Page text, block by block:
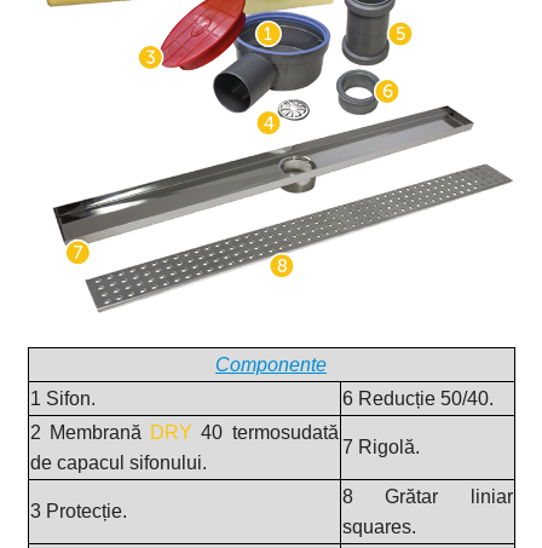
Componente
1 Sifon.
6 Reducție 50/40.
2 Membrană DRY40 termosudată
de capacul sifonului.
7 Rigolă.
3 Protecție.
8 Grătar liniar
squares.